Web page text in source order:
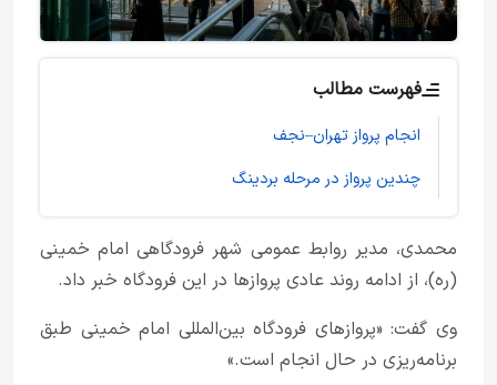
فهرست مطالب
انجام پرواز تهران–نجف
چندین پرواز در مرحله بردینگ
محمدی، مدیر روابط عمومی شهر فرودگاهی امام خمینی
(ره)، از ادامه روند عادی پروازها در این فرودگاه خبر داد.
وی گفت: «پروازهای فرودگاه بین‌المللی امام خمینی طبق
برنامه‌ریزی در حال انجام است.»